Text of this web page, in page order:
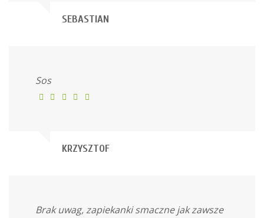
SEBASTIAN
Sos
KRZYSZTOF
Brak uwag, zapiekanki smaczne jak zawsze